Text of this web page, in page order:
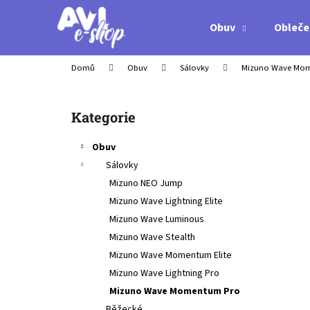
Obuv
Domů Obuv Sálovky Mizuno Wave
Přeskočit
kategorie
Kategorie
Obuv
Sálovky
Mizuno NEO Jump
Mizuno Wave Lightning Elite
Mizuno Wave Luminous
Mizuno Wave Stealth
Mizuno Wave Momentum Elite
Mizuno Wave Lightning Pro
Mizuno Wave Momentum Pro
í
Zpět
do
Zpět
do
MIZUNO WAVE LIGHTNING ELITE -